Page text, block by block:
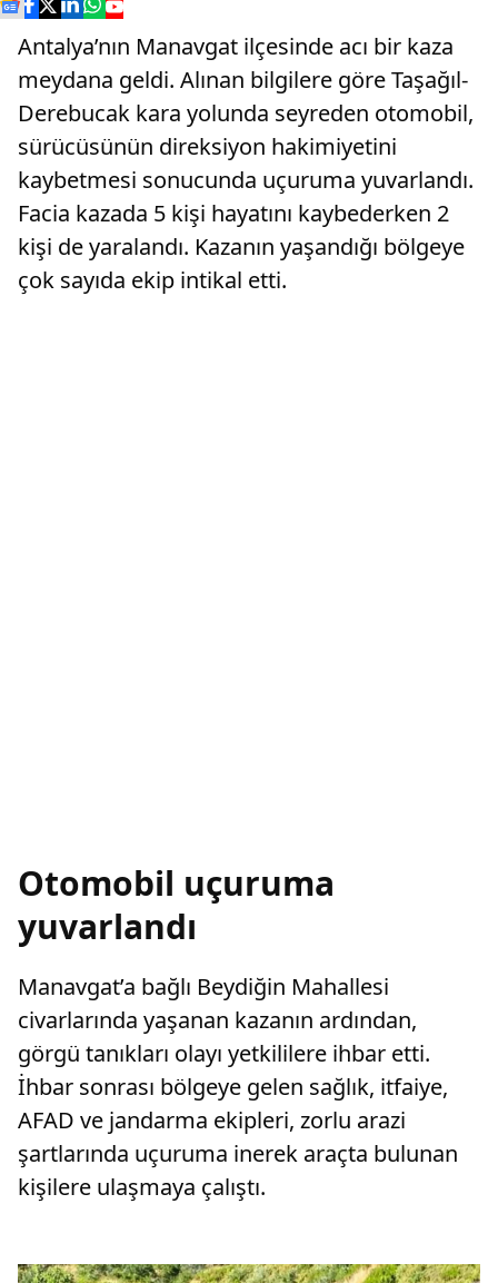
Antalya’nın Manavgat ilçesinde acı bir kaza
meydana geldi. Alınan bilgilere göre Taşağıl-
Derebucak kara yolunda seyreden otomobil,
sürücüsünün direksiyon hakimiyetini
kaybetmesi sonucunda uçuruma yuvarlandı.
Facia kazada 5 kişi hayatını kaybederken 2
kişi de yaralandı. Kazanın yaşandığı bölgeye
çok sayıda ekip intikal etti.
Otomobil uçuruma
yuvarlandı
Manavgat’a bağlı Beydiğin Mahallesi
civarlarında yaşanan kazanın ardından,
görgü tanıkları olayı yetkililere ihbar etti.
İhbar sonrası bölgeye gelen sağlık, itfaiye,
AFAD ve jandarma ekipleri, zorlu arazi
şartlarında uçuruma inerek araçta bulunan
kişilere ulaşmaya çalıştı.